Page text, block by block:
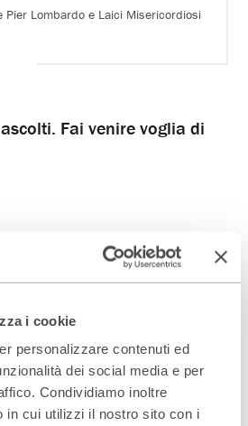
i cookie
personalizzare contenuti ed
dei social media e per
Condividiamo inoltre
in cui utilizzi il nostro sito con i
Pier Lombardo e Laici Misericordiosi
Fai venire voglia di
per chi desidera migliorare
conto di quando lo facciamo,
ripetitivi, capire che interlocutori
decidiamo di essere.
di gruppo e a coppie.